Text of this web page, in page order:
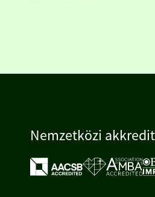
Nemzetközi